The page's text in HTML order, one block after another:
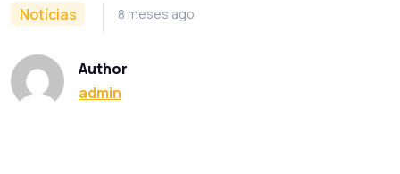
Notícias 8 meses ago
Author
admin